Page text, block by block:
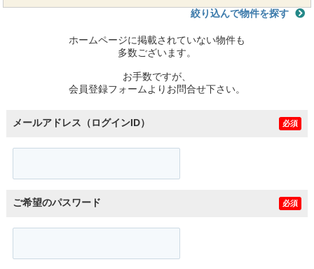
絞り込んで物件を探す
ホームページに掲載されていない物件も
多数ございます。
お手数ですが、
会員登録フォームよりお問合せ下さい。
メールアドレス（ログインID） 必須
ご希望のパスワード 必須